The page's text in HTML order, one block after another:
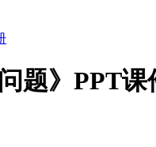
题》PPT课